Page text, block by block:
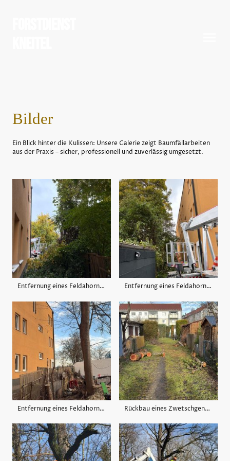
Bilder
Ein Blick hinter die Kulissen: Unsere Galerie zeigt Baumfällarbeiten
aus der Praxis – sicher, professionell und zuverlässig umgesetzt.
Entfernung eines Feldahorn inkl. einer Haselnuss (1/3) Entfernung eines Feldahorn inkl. einer Haselnuss (2/3)
Entfernung eines Feldahorn inkl. einer Haselnuss (3/3) Rückbau eines Zwetschgenbaumes